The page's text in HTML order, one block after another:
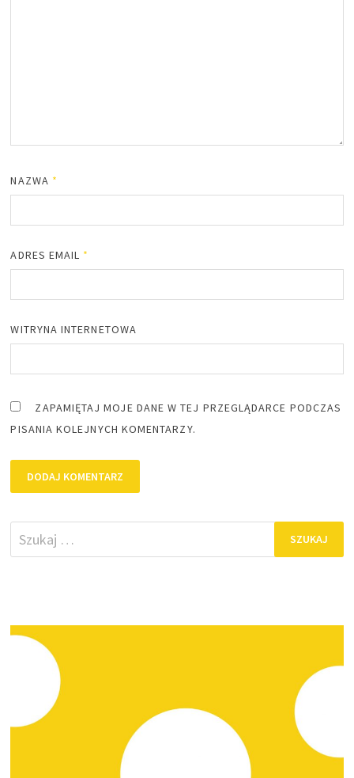
NAZWA *
ADRES EMAIL *
WITRYNA INTERNETOWA
ZAPAMIĘTAJ MOJE DANE W TEJ PRZEGLĄDARCE PODCZAS
PISANIA KOLEJNYCH KOMENTARZY.
Szukaj: